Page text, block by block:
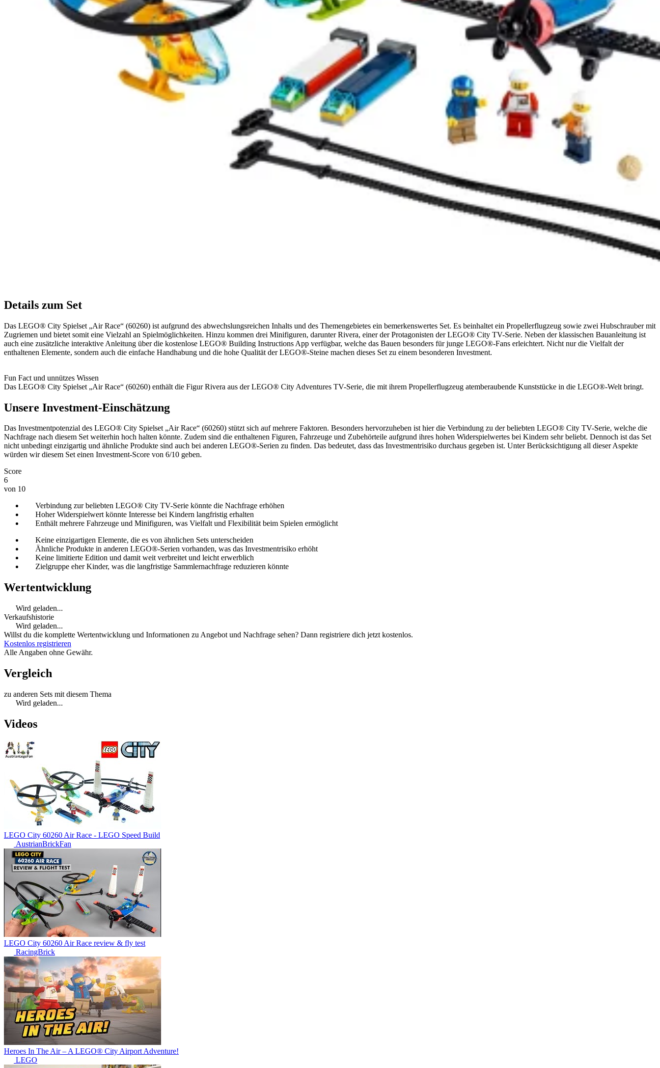
Details zum Set
Das LEGO® City Spielset „Air Race“ (60260) ist aufgrund des abwechslungsreichen Inhalts und des Themengebietes ein bemerkenswertes Set. Es beinhaltet ein Propellerflugzeug sowie zwei Hubschrauber mit
Zugriemen und bietet somit eine Vielzahl an Spielmöglichkeiten. Hinzu kommen drei Minifiguren, darunter Rivera, einer der Protagonisten der LEGO® City TV-Serie. Neben der klassischen Bauanleitung ist
auch eine zusätzliche interaktive Anleitung über die kostenlose LEGO® Building Instructions App verfügbar, welche das Bauen besonders für junge LEGO®-Fans erleichtert. Nicht nur die Vielfalt der
enthaltenen Elemente, sondern auch die einfache Handhabung und die hohe Qualität der LEGO®-Steine machen dieses Set zu einem besonderen Investment.
Fun Fact und unnützes Wissen
Das LEGO® City Spielset „Air Race“ (60260) enthält die Figur Rivera aus der LEGO® City Adventures TV-Serie, die mit ihrem Propellerflugzeug atemberaubende Kunststücke in die LEGO®-Welt bringt.
Unsere Investment-Einschätzung
Das Investmentpotenzial des LEGO® City Spielset „Air Race“ (60260) stützt sich auf mehrere Faktoren. Besonders hervorzuheben ist hier die Verbindung zu der beliebten LEGO® City TV-Serie, welche die
Nachfrage nach diesem Set weiterhin hoch halten könnte. Zudem sind die enthaltenen Figuren, Fahrzeuge und Zubehörteile aufgrund ihres hohen Widerspielwertes bei Kindern sehr beliebt. Dennoch ist das Set
nicht unbedingt einzigartig und ähnliche Produkte sind auch bei anderen LEGO®-Serien zu finden. Das bedeutet, dass das Investmentrisiko durchaus gegeben ist. Unter Berücksichtigung all dieser Aspekte
würden wir diesem Set einen Investment-Score von 6/10 geben.
Score
6
von 10
Verbindung zur beliebten LEGO® City TV-Serie könnte die Nachfrage erhöhen
Hoher Widerspielwert könnte Interesse bei Kindern langfristig erhalten
Enthält mehrere Fahrzeuge und Minifiguren, was Vielfalt und Flexibilität beim Spielen ermöglicht
Keine einzigartigen Elemente, die es von ähnlichen Sets unterscheiden
Ähnliche Produkte in anderen LEGO®-Serien vorhanden, was das Investmentrisiko erhöht
Keine limitierte Edition und damit weit verbreitet und leicht erwerblich
Zielgruppe eher Kinder, was die langfristige Sammlernachfrage reduzieren könnte
Wertentwicklung
Wird geladen...
Verkaufshistorie
Wird geladen...
Willst du die komplette Wertentwicklung und Informationen zu Angebot und Nachfrage sehen? Dann registriere dich jetzt kostenlos.
Kostenlos registrieren
Alle Angaben ohne Gewähr.
Vergleich
zu anderen Sets mit diesem Thema
Wird geladen...
Videos
LEGO City 60260 Air Race - LEGO Speed Build
AustrianBrickFan
LEGO City 60260 Air Race review & fly test
RacingBrick
Heroes In The Air – A LEGO® City Airport Adventure!
LEGO